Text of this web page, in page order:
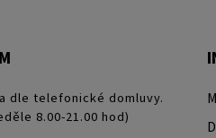
dle telefonické domluvy.
8.00-21.00 hod)